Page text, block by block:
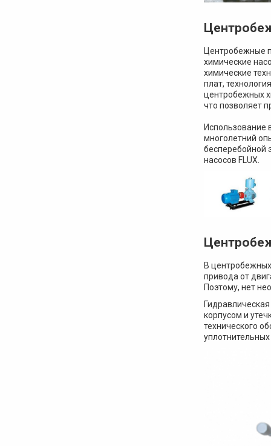
Центробежные
химические
химические
плат,
центробежных
что позволяет
Использование
многолетний
бесперебойной
насосов FLUX.
В центробежных
привода от
Поэтому, нет
корпусом и
технического